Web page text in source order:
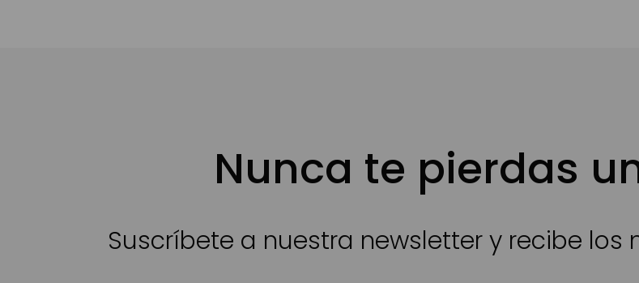
Nunca te pierdas
Suscríbete a nuestra newsletter y recibe